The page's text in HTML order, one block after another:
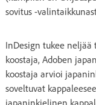
sovitus -
InDesign tukee
koostaja, Adoben
koostaja arvioi
soveltuvat